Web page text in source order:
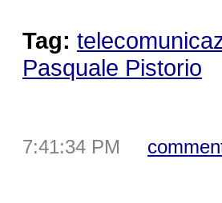
Tag:
Pasquale Pistorio
7:41:34 PM